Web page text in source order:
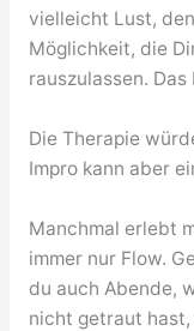
vielleicht Lust,
Möglichkeit, die
rauszulassen.
Die Therapie
Impro kann aber
Manchmal erlebt
immer nur Flow.
du auch Abende,
nicht getraut